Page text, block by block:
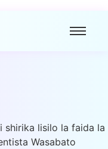
shirika lisilo la faida la
Wasabato